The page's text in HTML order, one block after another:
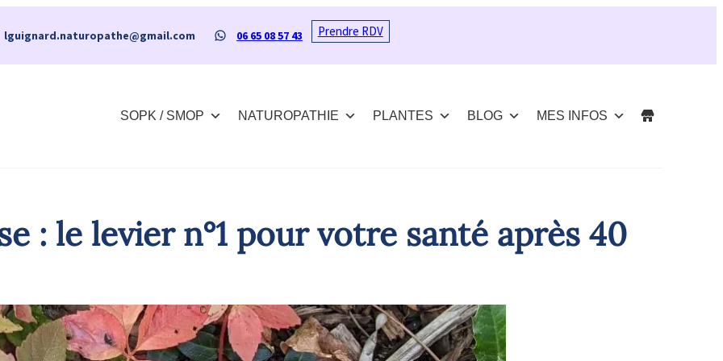
lguignard.naturopathe@gmail.com WhatsApp
06 65 08 57 43 Prendre RDV
SOPK / SMOP NATUROPATHIE PLANTES BLOG MES INFOS
: le levier n°1 pour votre santé après 40